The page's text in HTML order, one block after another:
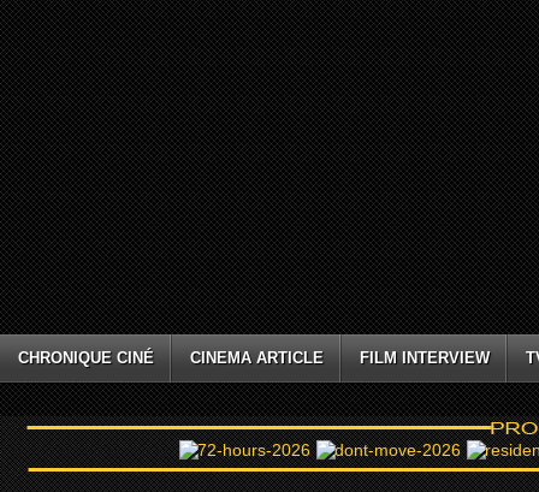
CHRONIQUE CINÉ CINEMA ARTICLE FILM INTERVIEW